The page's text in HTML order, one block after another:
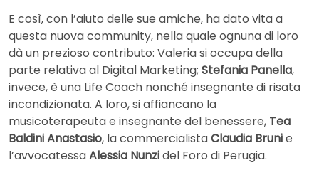
E così, con l’aiuto delle sue amiche, ha dato vita a
questa nuova community, nella quale ognuna di loro
dà un prezioso contributo: Valeria si occupa della
parte relativa al Digital Marketing; Stefania Panella,
invece, è una Life Coach nonché insegnante di risata
incondizionata. A loro, si affiancano la
musicoterapeuta e insegnante del benessere, Tea
Baldini Anastasio, la commercialistaClaudia Brunie
l’avvocatessaAlessia Nunzidel Foro di Perugia.